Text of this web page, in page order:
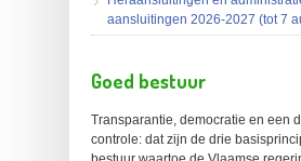
aansluitingen 2026-2027 (tot 7
Goed bestuur
Transparantie, democratie en een
controle: dat zijn de drie